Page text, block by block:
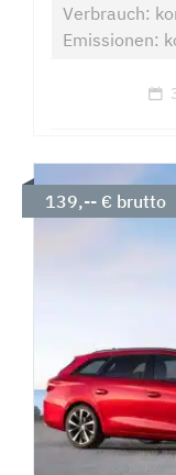
Verbrauch:
Emissionen:
139,-- € brutto